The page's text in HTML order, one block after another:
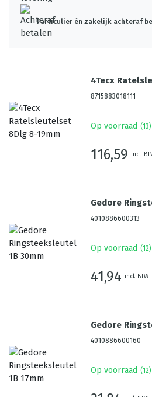
Particulier én zakelijk achteraf
4Tecx
8715883018111
Op voorraad (13)
116,59 incl.
Gedore
4010886600313
Op voorraad (12)
41,94 incl. BTW
Gedore
4010886600160
Op voorraad (12)